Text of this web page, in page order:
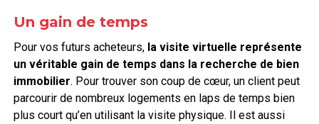
Un gain de temps
Pour vos futurs acheteurs, la visite virtuelle représente
un véritable gain de temps dans la recherche de bien
immobilier. Pour trouver son coup de cœur, un client peut
parcourir de nombreux logements en laps de temps bien
plus court qu’en utilisant la visite physique. Il est aussi